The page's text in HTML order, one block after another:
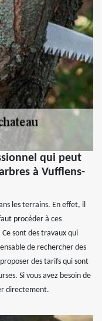
qui peut
à Vufflens-
les terrains. En effet, il
procéder à ces
sont des travaux qui
de rechercher des
des tarifs qui sont
Si vous avez besoin de
directement.